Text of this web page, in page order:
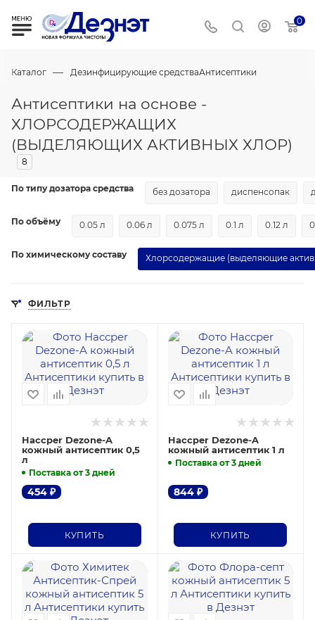
0
Каталог — Дезинфицирующие средстваАнтисептики
Антисептики на основе -
ХЛОРСОДЕРЖАЩИХ
(ВЫДЕЛЯЮЩИХ АКТИВНЫХ ХЛОР)
8
По типу дозатора средства без дозатора диспенсопак
По объёму 0.05 л 0.06 л 0.075 л 0.1 л 0.12 л
По химическому составу Хлорсодержащие (выделяющие
ФИЛЬТР
Haccper Dezone-A
кожный антисептик 0,5
л
Поставка от 3 дней
454 ₽
КУПИТЬ
Haccper Dezone-A
кожный антисептик 1 л
Поставка от 3 дней
844₽
КУПИТЬ